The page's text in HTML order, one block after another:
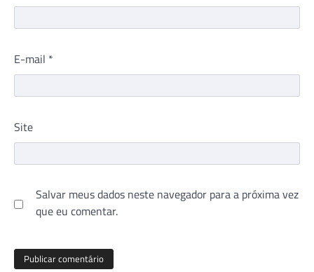
E-mail *
Site
Salvar meus dados neste navegador para a próxima vez
que eu comentar.